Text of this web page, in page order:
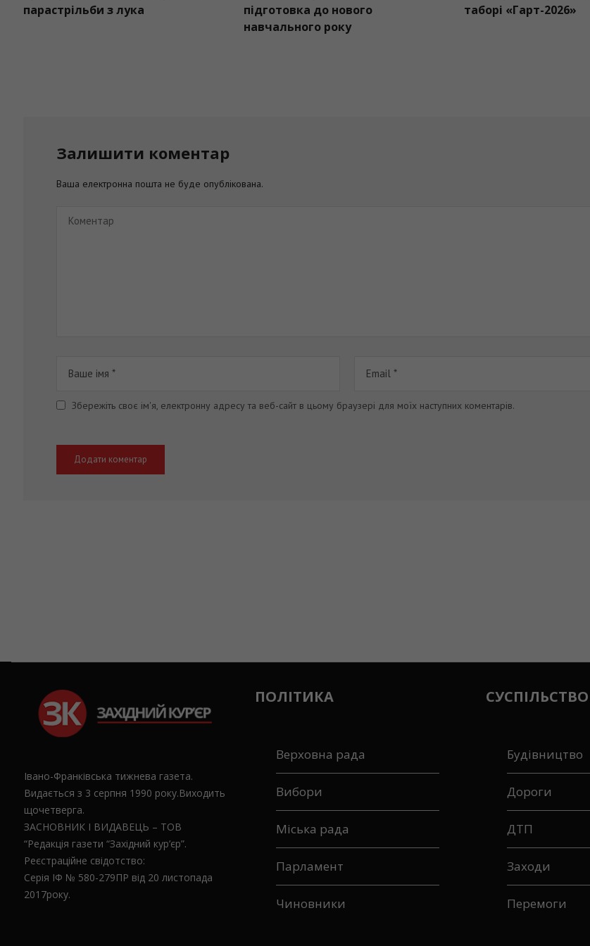
парастрільби з лука
підготовка до нового
Залишити коментар
Ваша електронна пошта не буде опублікована.
Збережіть своє ім'я, електронну адресу та веб-сайт в цьому браузері для моїх наступних коментарів.
Івано-Франківська тижнева газета.
Видається з 3 серпня 1990 року.Виходить
щочетверга.
ЗАСНОВНИК І ВИДАВЕЦЬ – ТОВ
“Редакція газети “Західний кур’єр”.
Реєстраційне свідотство:
Серія ІФ № 580-279ПР від 20 листопада
2017року.
ПОЛІТИКА
Верховна рада
Вибори
Міська рада
Парламент
Чиновники
СУСПІЛЬСТВО
Будівництво
Дороги
ДТП
Заходи
Перемоги